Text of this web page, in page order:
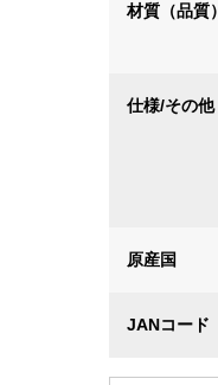
材質（品質）
仕様/その他
原産国
JANコード